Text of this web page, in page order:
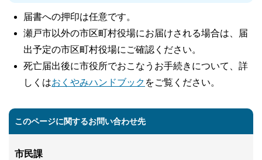
届書への押印は任意です。
瀬戸市以外の市区町村役場にお届けされる場合は、届
出予定の市区町村役場にご確認ください。
死亡届出後に市役所でおこなうお手続きについて、詳
しくはおくやみハンドブック をご覧ください。
このページに関するお問い合わせ先
市民課